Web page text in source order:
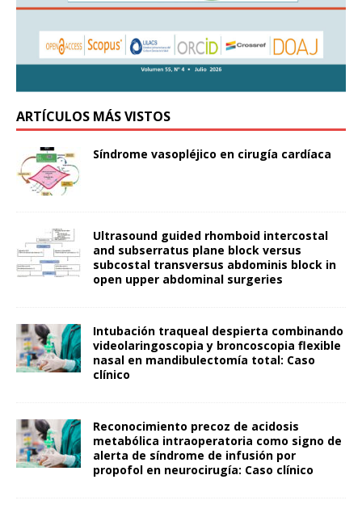
ARTÍCULOS MÁS VISTOS
Síndrome vasopléjico en cirugía cardíaca
Ultrasound guided rhomboid intercostal
and subserratus plane block versus
subcostal transversus abdominis block in
open upper abdominal surgeries
Intubación traqueal despierta combinando
videolaringoscopia y broncoscopia flexible
nasal en mandibulectomía total: Caso
clínico
Reconocimiento precoz de acidosis
metabólica intraoperatoria como signo de
alerta de síndrome de infusión por
propofol en neurocirugía: Caso clínico